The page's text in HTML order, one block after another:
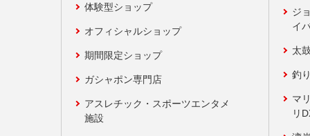
体験型ショップ
オフィシャルショップ
期間限定ショップ
ガシャポン専門店
アスレチック・スポーツエンタメ
施設
ジ
イ
太
釣
マ
リ